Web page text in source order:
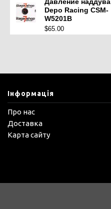
Depo Racing CSM-
W5201B
$65.00
Інформація
Про нас
Доставка
Карта сайту